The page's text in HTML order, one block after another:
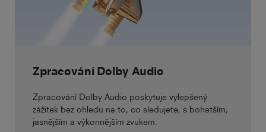
Zpracování Dolby Audio
Zpracování Dolby Audio poskytuje vylepšený
zážitek bez ohledu na to, co sledujete, s bohatším,
jasnějším a výkonnějším zvukem.